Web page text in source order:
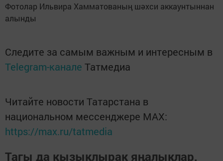
Фотолар Ильвира Хамматованың шәхси аккаунтыннан
алынды
Следите за самым важным и интересным в
Telegram-канале Татмедиа
Читайте новости Татарстана в
национальном мессенджере MАХ:
https://max.ru/tatmedia
Тагы да кызыклырак яңалыклар,